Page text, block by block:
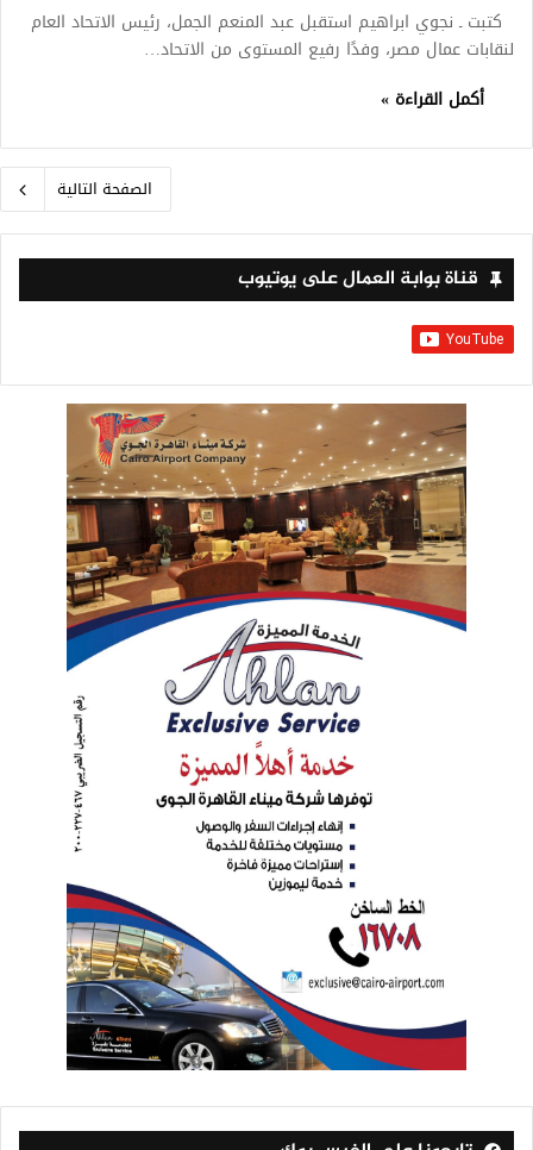
كتبت ـ نجوي ابراهيم استقبل عبد المنعم الجمل، رئيس الاتحاد العام
لنقابات عمال مصر، وفدًا رفيع المستوى من الاتحاد…
أكمل القراءة »
الصفحة التالية
قناة بوابة العمال على يوتيوب